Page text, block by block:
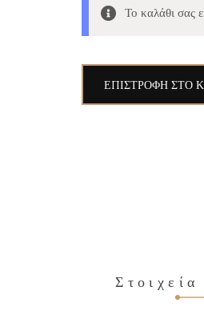
Το καλάθι σας
ΕΠΙΣΤΡΟΦΉ ΣΤΟ